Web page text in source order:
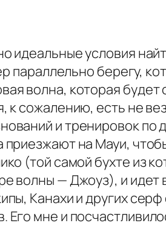
идеальные условия
параллельно берегу,
волна, которая
к сожалению, есть не
и тренировок
на Мауи,
(той самой бухте из
волны — Джоуз), и идет
Канахи и других
мне и